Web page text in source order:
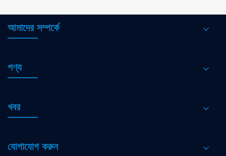
আমাদের সম্পর্কে
পণ্য
খবর
যোগাযোগ করুন